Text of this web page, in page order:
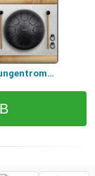
Zungentrommel